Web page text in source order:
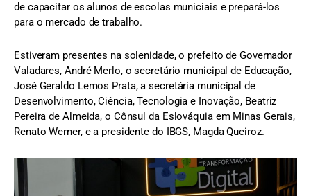
de capacitar os alunos de escolas municiais e prepará-los
para o mercado de trabalho.
Estiveram presentes na solenidade, o prefeito de Governador
Valadares, André Merlo, o secretário municipal de Educação,
José Geraldo Lemos Prata, a secretária municipal de
Desenvolvimento, Ciência, Tecnologia e Inovação, Beatriz
Pereira de Almeida, o Cônsul da Eslováquia em Minas Gerais,
Renato Werner, e a presidente do IBGS, Magda Queiroz.